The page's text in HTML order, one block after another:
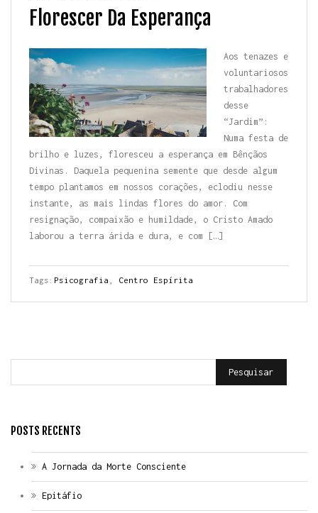
Florescer Da Esperança
Aos tenazes e
voluntariosos
trabalhadores
desse
“Jardim”:
Numa festa de
brilho e luzes, floresceu a esperança em Bênçãos
Divinas. Daquela pequenina semente que desde algum
tempo plantamos em nossos corações, eclodiu nesse
instante, as mais lindas flores do amor. Com
resignação, compaixão e humildade, o Cristo Amado
laborou a terra árida e dura, e com […]
Tags: Psicografia Centro Espírita
Pesquisar
POSTS RECENTS
A Jornada da Morte Consciente
Epitáfio